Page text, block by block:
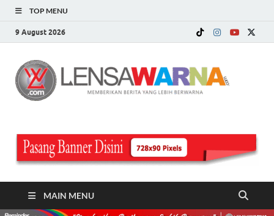
TOP MENU
9 August 2026
MAIN MENU